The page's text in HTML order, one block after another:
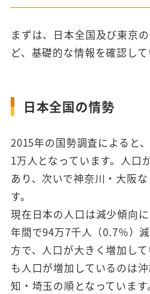
まずは、日本全国及び東京
ど、基礎的な情報を確認して
日本全国の情勢
2015年の国勢調査によると
1万人となっています。人口
あり、次いで神奈川・大阪
す。
現在日本の人口は減少傾向
年間で94万7千人（0.7％）
方で、人口が大きく増加し
も人口が増加しているのは
知・埼玉の順となっています。